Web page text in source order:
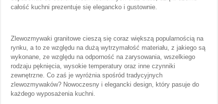
całość kuchni prezentuje się elegancko i gustownie.
Zlewozmywaki granitowe cieszą się coraz większą popularnością na
rynku, a to ze względu na dużą wytrzymałość materiału, z jakiego są
wykonane, ze względu na odporność na zarysowania, wszelkiego
rodzaju pęknięcia, wysokie temperatury oraz inne czynniki
zewnętrzne. Co zaś je wyróżnia spośród tradycyjnych
zlewozmywaków? Nowoczesny i elegancki design, który pasuje do
każdego wyposażenia kuchni.